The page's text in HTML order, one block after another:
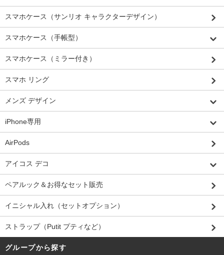
スマホケース（サンリオ キャラクターデザイン）
スマホケース（手帳型）
スマホケース（ミラー付き）
スマホ リング
メンズ デザイン
iPhone専用
AirPods
アイコス デコ
ペアルック＆お得なセット販売
イニシャル入れ（セットオプション）
ストラップ（Putit プティなど）
グループから探す